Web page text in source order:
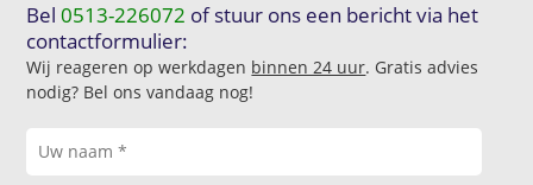
Bel0513-226072 of stuur ons een bericht via het
contactformulier:
Wij reageren op werkdagen binnen 24 uur. Gratis advies
nodig? Bel ons vandaag nog!